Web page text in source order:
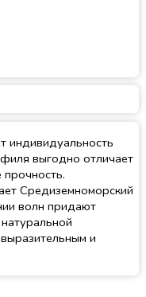
индивидуальность
выгодно отличает
Средиземноморский
волн придают
и